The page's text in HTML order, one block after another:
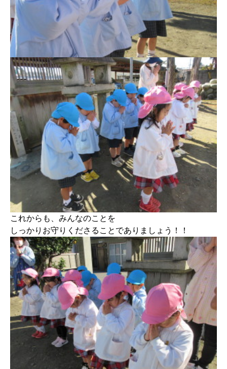
これからも、みんなのことを
しっかりお守りくださることでありましょう！！